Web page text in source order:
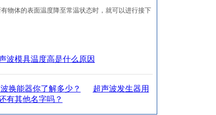
体的表面温度降至常温状态时，就可以进行接下
波模具温度高是什么原因
换能器你了解多少？
超声波发生器用
有其他名字吗？